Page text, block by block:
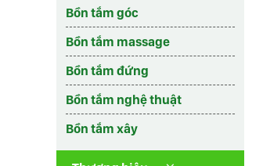
Bồn tắm góc
Bồn tắm massage
Bồn tắm đứng
Bồn tắm nghệ thuật
Bồn tắm xây